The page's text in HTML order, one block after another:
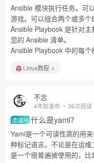
Ansible 模块执行任务。可
游戏。可以组合两个或多个
Ansible Playbook 是针对
您的 Ansible 清单。
Ansible Playbook 中的每
Linux教程
不念
4年前发布 36次阅读
提问 什么是yaml？
Yaml是一个可读性高的用
种标记语言。不论是在运
是一个很普遍被使用的，比